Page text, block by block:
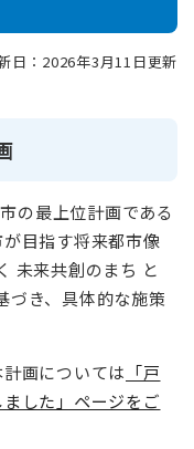
日：2026年3月11日更新
の最上位計画である
が目指す将来都市像
未来共創のまち と
づき、具体的な施策
画については 「戸
した」ページをご